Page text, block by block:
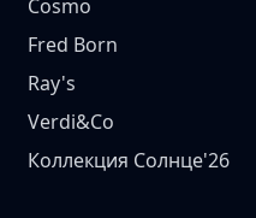
Cosmo
Fred Born
Ray's
Verdi&Co
Коллекция Солнце'26